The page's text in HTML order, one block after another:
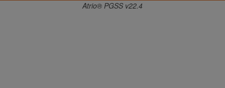
Atrio® PGSS v22.4